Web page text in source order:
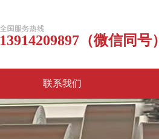
13914209897（微信同号）
联系我们